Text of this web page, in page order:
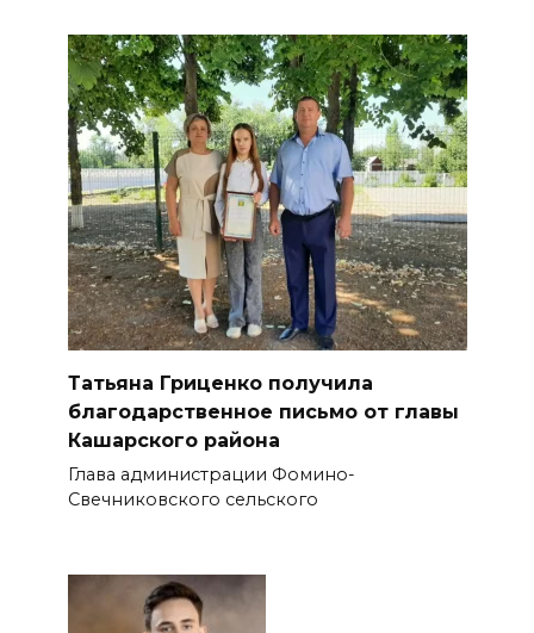
Татьяна Гриценко получила
благодарственное письмо от главы
Кашарского района
Глава администрации Фомино-
Свечниковского сельского